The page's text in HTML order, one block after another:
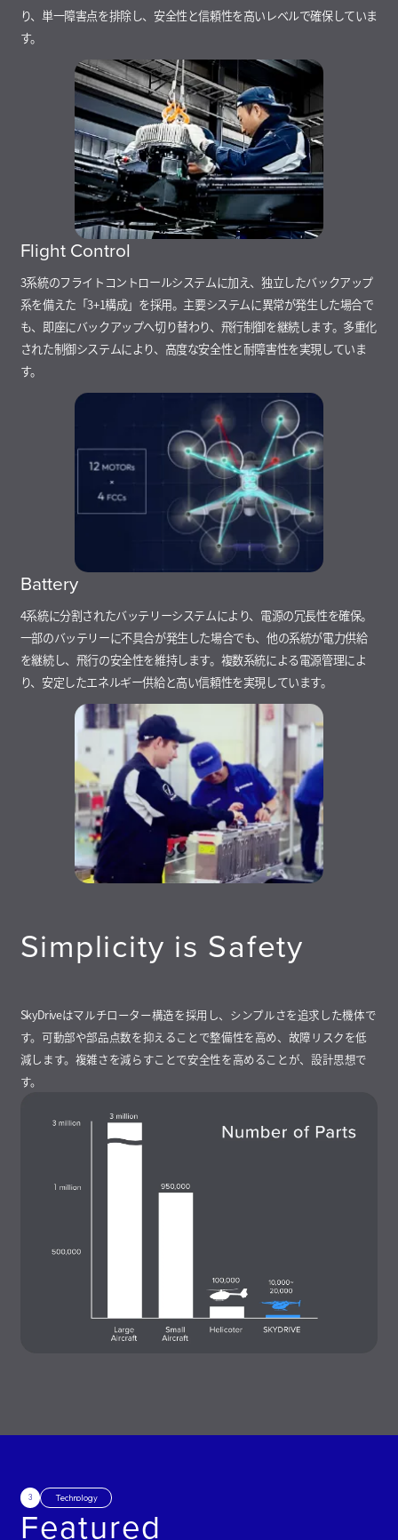
り、単一障害点を排除し、安全性と信頼性を高いレベルで確保していま
す。
Flight Control
3系統のフライトコントロールシステムに加え、独立したバックアップ
系を備えた「3+1構成」を採用。主要システムに異常が発生した場合で
も、即座にバックアップへ切り替わり、飛行制御を継続します。多重化
された制御システムにより、高度な安全性と耐障害性を実現していま
す。
Battery
4系統に分割されたバッテリーシステムにより、電源の冗長性を確保。
一部のバッテリーに不具合が発生した場合でも、他の系統が電力供給
を継続し、飛行の安全性を維持します。複数系統による電源管理によ
り、安定したエネルギー供給と高い信頼性を実現しています。
Simplicity is Safety
SkyDriveはマルチローター構造を採用し、シンプルさを追求した機体で
す。可動部や部品点数を抑えることで整備性を高め、故障リスクを低
減します。複雑さを減らすことで安全性を高めることが、設計思想で
す。
3 Technology
Featured